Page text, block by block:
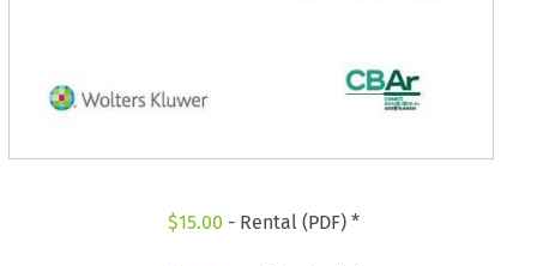
$15.00 - Rental (PDF) *